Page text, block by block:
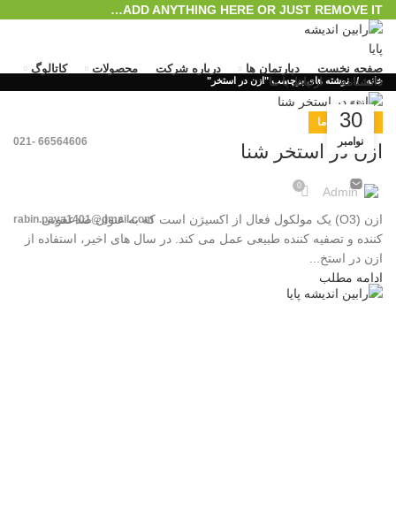
ADD ANYTHING HERE OR JUST REMOVE IT…
صفحه نخست دپارتمان ها درباره شرکت محصولات
کاتالوگ
دانشنامه
ارتباط با ما
66564606 -021
rabin.paya1401@gmail.com
ورود / ثبت نام
منو
خانه نوشته های برچسب "ازن در استخر"
30
نوامبر
رویداد های ما
ازن در استخر شنا
Admin
0
ازن (O3) یک مولکول فعال از اکسیژن است که به عنوان ضدعفونی
کننده و تصفیه کننده طبیعی عمل می کند. در سال های اخیر، استفاده از
ازن در استخ...
ادامه مطلب